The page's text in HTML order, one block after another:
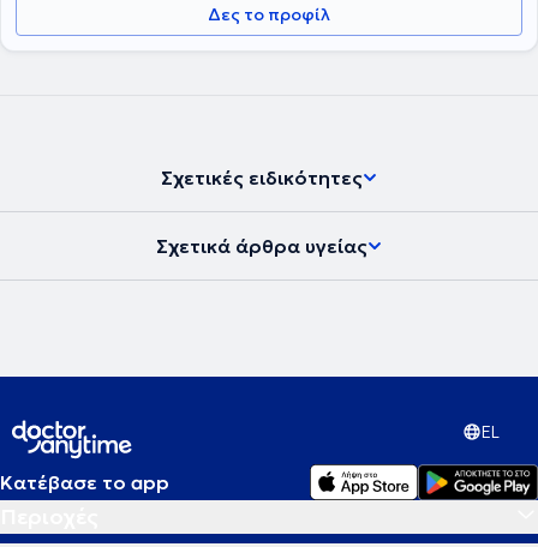
Δες το προφίλ
Σχετικές ειδικότητες
Σχετικά άρθρα υγείας
EL
Κατέβασε το app